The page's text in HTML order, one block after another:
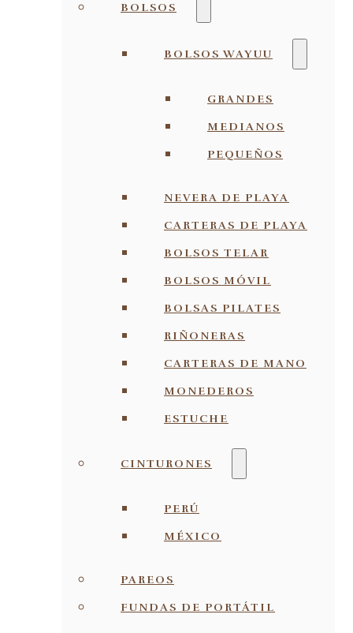
BOLSOS
BOLSOS WAYUU
GRANDES
MEDIANOS
PEQUEÑOS
NEVERA DE PLAYA
CARTERAS DE PLAYA
BOLSOS TELAR
BOLSOS MÓVIL
BOLSAS PILATES
RIÑONERAS
CARTERAS DE MANO
MONEDEROS
ESTUCHE
CINTURONES
PERÚ
MÉXICO
PAREOS
FUNDAS DE PORTÁTIL